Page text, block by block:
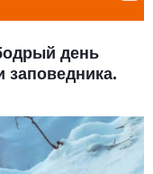
день
заповедника.